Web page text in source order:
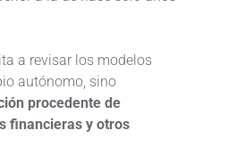
a revisar los modelos
autónomo, sino
procedente de
financieras y otros